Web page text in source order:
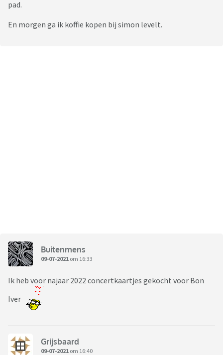
pad.
En morgen ga ik koffie kopen bij simon levelt.
Buitenmens
09-07-2021 om 16:33
Ik heb voor najaar 2022 concertkaartjes gekocht voor Bon
Iver
Grijsbaard
09-07-2021 om 16:40